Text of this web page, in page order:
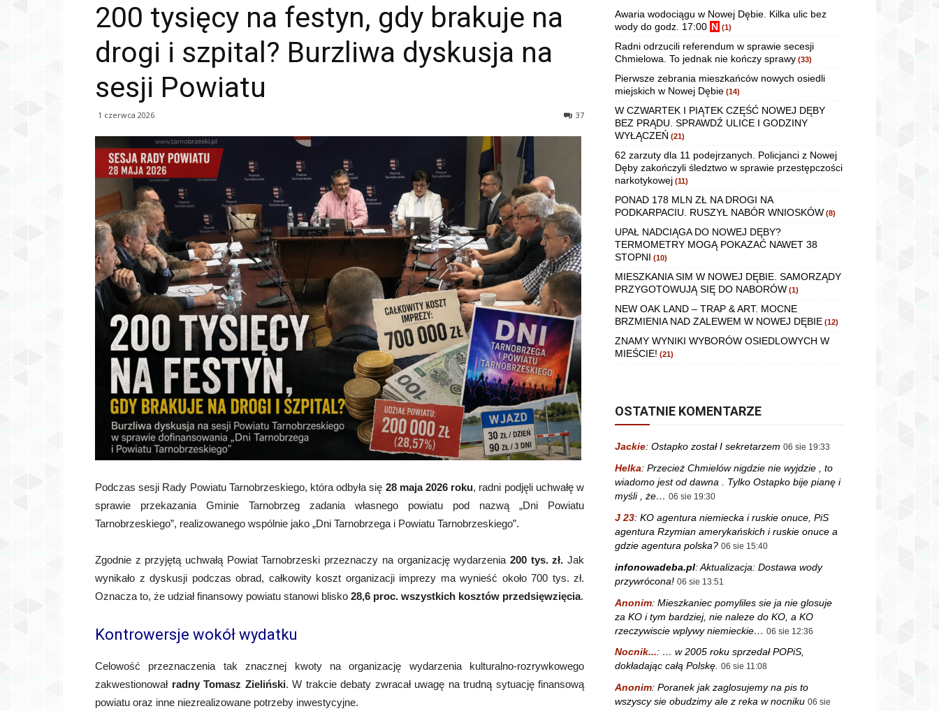
200 tysięcy na festyn, gdy brakuje na
drogi i szpital? Burzliwa dyskusja na
sesji Powiatu
1 czerwca 2026 37
Podczas sesji Rady Powiatu Tarnobrzeskiego, która odbyła się 28 maja 2026 roku, radni podjęli uchwałę w
sprawie przekazania Gminie Tarnobrzeg zadania własnego powiatu pod nazwą „Dni Powiatu
Tarnobrzeskiego”, realizowanego wspólnie jako „Dni Tarnobrzega i Powiatu Tarnobrzeskiego”.
Zgodnie z przyjętą uchwałą Powiat Tarnobrzeski przeznaczy na organizację wydarzenia 200 tys. zł. Jak
wynikało z dyskusji podczas obrad, całkowity koszt organizacji imprezy ma wynieść około 700 tys. zł.
Oznacza to, że udział finansowy powiatu stanowi blisko 28,6 proc. wszystkich kosztów przedsięwzięcia.
Kontrowersje wokół wydatku
Celowość przeznaczenia tak znacznej kwoty na organizację wydarzenia kulturalno-rozrywkowego
zakwestionował radny Tomasz Zieliński. W trakcie debaty zwracał uwagę na trudną sytuację finansową
powiatu oraz inne niezrealizowane potrzeby inwestycyjne.
Awaria wodociągu w Nowej Dębie. Kilka ulic bez
wody do godz. 17:00 N (1)
Radni odrzucili referendum w sprawie secesji
Chmielowa. To jednak nie kończy sprawy (33)
Pierwsze zebrania mieszkańców nowych osiedli
miejskich w Nowej Dębie (14)
W CZWARTEK I PIĄTEK CZĘŚĆ NOWEJ DĘBY
BEZ PRĄDU. SPRAWDŹ ULICE I GODZINY
WYŁĄCZEŃ (21)
62 zarzuty dla 11 podejrzanych. Policjanci z Nowej
Dęby zakończyli śledztwo w sprawie przestępczości
narkotykowej (11)
PONAD 178 MLN ZŁ NA DROGI NA
PODKARPACIU. RUSZYŁ NABÓR WNIOSKÓW (8)
UPAŁ NADCIĄGA DO NOWEJ DĘBY?
TERMOMETRY MOGĄ POKAZAĆ NAWET 38
STOPNI (10)
MIESZKANIA SIM W NOWEJ DĘBIE. SAMORZĄDY
PRZYGOTOWUJĄ SIĘ DO NABORÓW (1)
NEW OAK LAND – TRAP & ART. MOCNE
BRZMIENIA NAD ZALEWEM W NOWEJ DĘBIE (12)
ZNAMY WYNIKI WYBORÓW OSIEDLOWYCH W
MIEŚCIE! (21)
OSTATNIE KOMENTARZE
Jackie: Ostapko został I sekretarzem 06 sie 19:33
Helka: Przecież Chmielów nigdzie nie wyjdzie , to
wiadomo jest od dawna . Tylko Ostapko bije pianę i
myśli , że… 06 sie 19:30
J 23: KO agentura niemiecka i ruskie onuce, PiS
agentura Rzymian amerykańskich i ruskie onuce a
gdzie agentura polska? 06 sie 15:40
infonowadeba.pl:Aktualizacja: Dostawa wody
przywrócona! 06 sie 13:51
Anonim: Mieszkaniec pomyliles sie ja nie glosuje
za KO i tym bardziej, nie naleze do KO, a KO
rzeczywiscie wplywy niemieckie… 06 sie 12:36
Nocnik...: … w 2005 roku sprzedał POPiS,
dokładając całą Polskę. 06 sie 11:08
Anonim: Poranek jak zaglosujemy na pis to
wszyscy sie obudzimy ale z reka w nocniku 06 sie